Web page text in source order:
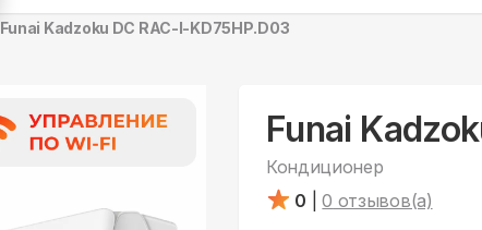
Funai Kadzoku DC RAC-I-KD75HP.D03
Funai
Кондиционер
0
0 отзывов(а)